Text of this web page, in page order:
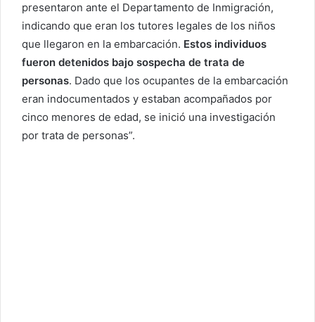
presentaron ante el Departamento de Inmigración,
indicando que eran los tutores legales de los niños
que llegaron en la embarcación. Estos individuos
fueron detenidos bajo sospecha de trata de
personas. Dado que los ocupantes de la embarcación
eran indocumentados y estaban acompañados por
cinco menores de edad, se inició una investigación
por trata de personas”.